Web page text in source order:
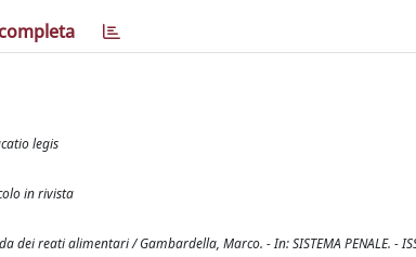
legis
in rivista
dei reati alimentari / Gambardella, Marco. - In: SISTEMA PENALE. -